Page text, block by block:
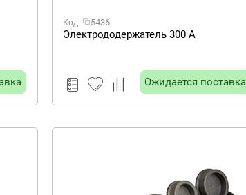
Код: 5436
Электрододержатель 300 А
Ожидается поставка